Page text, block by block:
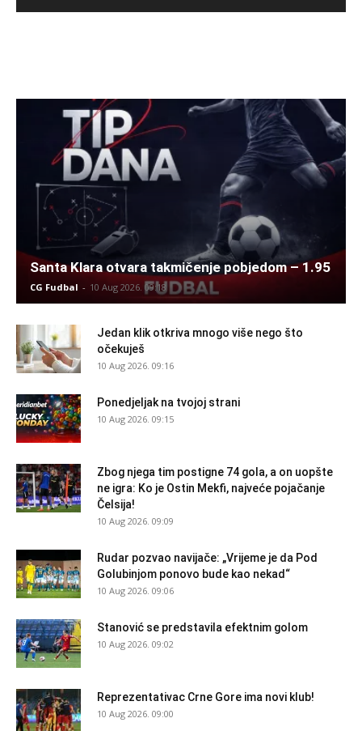
Santa Klara otvara takmičenje pobjedom – 1.95
CG Fudbal - 10 Aug 2026. 09:18
Jedan klik otkriva mnogo više nego što
očekuješ
10 Aug 2026. 09:16
Ponedjeljak na tvojoj strani
10 Aug 2026. 09:15
Zbog njega tim postigne 74 gola, a on uopšte
ne igra: Ko je Ostin Mekfi, najveće pojačanje
Čelsija!
10 Aug 2026. 09:09
Rudar pozvao navijače: „Vrijeme je da Pod
Golubinjom ponovo bude kao nekad“
10 Aug 2026. 09:06
Stanović se predstavila efektnim golom
10 Aug 2026. 09:02
Reprezentativac Crne Gore ima novi klub!
10 Aug 2026. 09:00